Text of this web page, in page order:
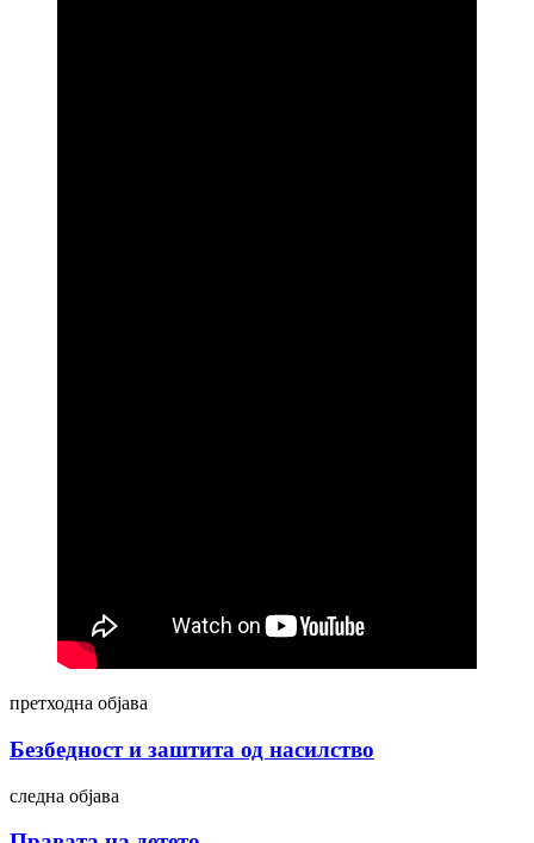
Post
navigation
претходна објава
Безбедност и заштита од насилство
следна објава